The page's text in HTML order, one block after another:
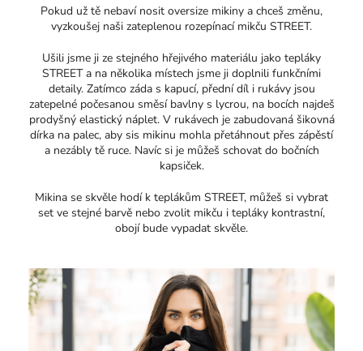
Pokud už tě nebaví nosit oversize mikiny a chceš změnu,
vyzkoušej naši zateplenou rozepínací mikču STREET.
Ušili jsme ji ze stejného hřejivého materiálu jako tepláky
STREET a na několika místech jsme ji doplnili funkčními
detaily. Zatímco záda s kapucí, přední díl i rukávy jsou
zatepelné počesanou směsí bavlny s lycrou, na bocích najdeš
prodyšný elastický náplet. V rukávech je zabudovaná šikovná
dírka na palec, aby sis mikinu mohla přetáhnout přes zápěstí
a nezábly tě ruce. Navíc si je můžeš schovat do bočních
kapsiček.
Mikina se skvěle hodí k teplákům STREET, můžeš si vybrat
set ve stejné barvě nebo zvolit mikču i tepláky kontrastní,
obojí bude vypadat skvěle.